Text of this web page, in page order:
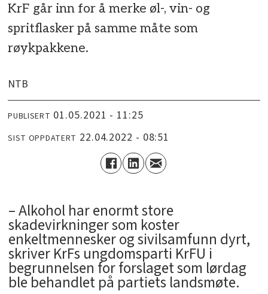
KrF går inn for å merke øl-, vin- og
spritflasker på samme måte som
røykpakkene.
NTB
PUBLISERT 01.05.2021 - 11:25
SIST OPPDATERT 22.04.2022 - 08:51
– Alkohol har enormt store
skadevirkninger som koster
enkeltmennesker og sivilsamfunn dyrt,
skriver KrFs ungdomsparti KrFU i
begrunnelsen for forslaget som lørdag
ble behandlet på partiets landsmøte.